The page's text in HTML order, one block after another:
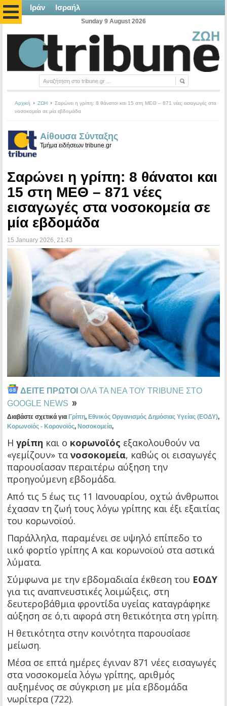
Ιράν Ισραήλ
Sunday 9 August 2026
Αρχική ΖΩΗ
Σαρώνει η γρίπη: 8 θάνατοι και 15 στη ΜΕΘ – 871 νέες εισαγωγές στα
νοσοκομεία σε μία εβδομάδα
Αίθουσα Σύνταξης
Τμήμα ειδήσεων tribune.gr
Σαρώνει η γρίπη: 8 θάνατοι και
15 στη ΜΕΘ – 871 νέες
εισαγωγές στα νοσοκομεία σε
μία εβδομάδα
15 January 2026 , 21:43
ΔΕΙΤΕ ΠΡΩΤΟΙ ΟΛΑ ΤΑ ΝΕΑ ΤΟΥ TRIBUNE ΣΤΟ
GOOGLE NEWS
Διαβάστε σχετικά για Γρίπη, Εθνικός Οργανισμός Δημόσιας Υγείας (ΕΟΔΥ),
Κορωνοϊός - Κορονοϊός, Νοσοκομεία,
Η γρίπη και ο κορωνοϊός εξακολουθούν να
«γεμίζουν» τα νοσοκομεία, καθώς οι εισαγωγές
παρουσίασαν περαιτέρω αύξηση την
προηγούμενη εβδομάδα.
Από τις 5 έως τις 11 Ιανουαρίου, οχτώ άνθρωποι
έχασαν τη ζωή τους λόγω γρίπης και έξι εξαιτίας
του κορωνοϊού.
Παράλληλα, παραμένει σε υψηλό επίπεδο το
ιικό φορτίο γρίπης Α και κορωνοϊού στα αστικά
λύματα.
Σύμφωνα με την εβδομαδιαία έκθεση του ΕΟΔΥ
για τις αναπνευστικές λοιμώξεις, στη
δευτεροβάθμια φροντίδα υγείας καταγράφηκε
αύξηση σε ό,τι αφορά στη θετικότητα στη γρίπη.
Η θετικότητα στην κοινότητα παρουσίασε
μείωση.
Μέσα σε επτά ημέρες έγιναν 871 νέες εισαγωγές
στα νοσοκομεία λόγω γρίπης, αριθμός
αυξημένος σε σύγκριση με μία εβδομάδα
νωρίτερα (722).